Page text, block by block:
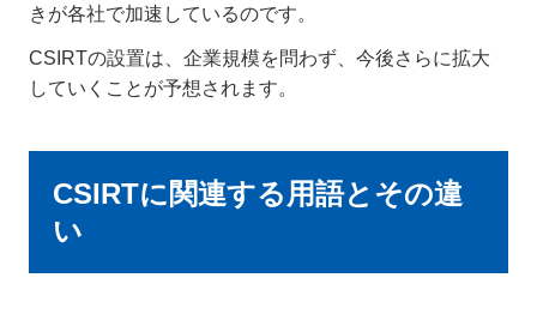
きが各社で加速しているのです。
CSIRTの設置は、企業規模を問わず、今後さらに拡大
していくことが予想されます。
CSIRTに関連する用語とその違
い